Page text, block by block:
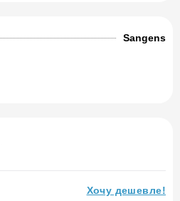
Sangens
Хочу дешевле!